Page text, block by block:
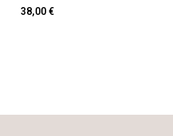
38,00€